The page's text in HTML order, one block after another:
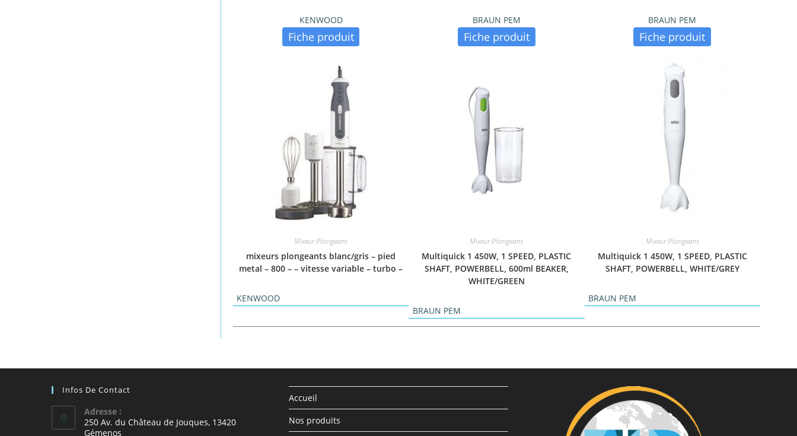
KENWOOD
Fiche produit
Mixeur Plongeant
mixeurs plongeants blanc/gris – pied
metal – 800 – – vitesse variable – turbo –
KENWOOD
BRAUN PEM
Fiche produit
Mixeur Plongeant
Multiquick 1 450W, 1 SPEED, PLASTIC
SHAFT, POWERBELL, 600ml BEAKER,
WHITE/GREEN
BRAUN PEM
BRAUN PEM
Fiche produit
Mixeur Plongeant
Multiquick 1 450W, 1 SPEED, PLASTIC
SHAFT, POWERBELL, WHITE/GREY
BRAUN PEM
Infos De Contact
Adresse :
250 Av. du Château de Jouques, 13420
Gémenos
Accueil
Nos produits